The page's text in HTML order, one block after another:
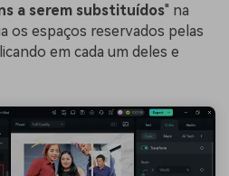
a serem substituídos" na
os espaços reservados pelas
em cada um deles e